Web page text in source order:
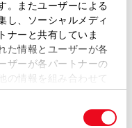
。またユーザーによる
し、ソーシャルメディ
ナーと共有していま
た情報とユーザーが各
ザーが各パートナーの
の情報を組み合わせて
イトの使用を続行する
WiFi